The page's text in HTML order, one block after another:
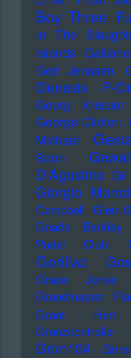
Boy Three
In The
Islands Galliano
Geir Jenssen
Genesis P-
Georg Kreisler
George Clinton
Michael
Soon
D'Agostino Gil
Giorgio
Campbell Glen
Gnarls Barkley
Pudel Club
Gorillaz
Grace Jones
Grandmaster
Grant Hart
Grenzkontrolle
Grim104